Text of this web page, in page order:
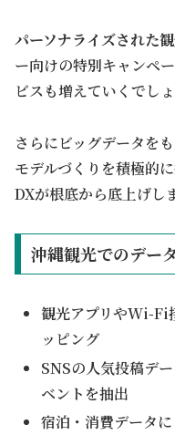
パーソナライズされた
ー向けの特別キャンペ
ビスも増えていくでしょ
さらにビッグデータを
モデルづくりを積極的
DXが根底から底上げし
沖縄観光でのデー
観光アプリやWi-Fi
ッピング
SNSの人気投稿デ
ベントを抽出
宿泊・消費データ